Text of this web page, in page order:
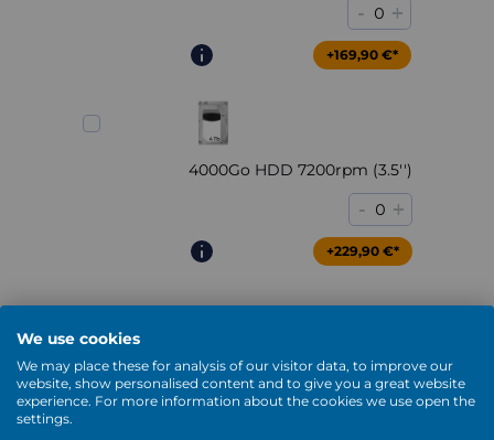
- 0 +
+169,90 €*
4000Go HDD 7200rpm (3.5'')
- 0 +
+229,90 €*
DVD / Blu-Ray
We use cookies
We may place these for analysis of our visitor data, to improve our
website, show personalised content and to give you a great website
experience. For more information about the cookies we use open the
settings.